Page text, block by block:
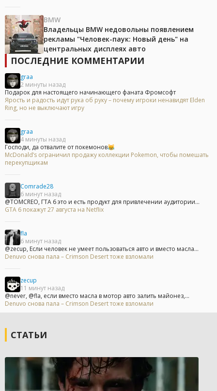
BMW
Владельцы BMW недовольны появлением
рекламы "Человек-паук: Новый день" на
центральных дисплеях авто
ПОСЛЕДНИЕ КОММЕНТАРИИ
graa
2 минуты назад
Подарок для настоящего начинающего фаната Фромсофт
Ярость и радость идут рука об руку – почему игроки ненавидят Elden
Ring, но не выключают игру
graa
4 минуты назад
Господи, да отвалите от покемонов😹
McDonald’s ограничил продажу коллекции Pokemon, чтобы помешать
перекупщикам
Comrade28
6 минут назад
@TOMCREO, ГТА 6 это и есть продукт для привлечении аудитории...
GTA 6 покажут 27 августа на Netflix
fla
6 минут назад
@zecup, Если человек не умеет пользоваться авто и вместо масла...
Denuvo снова пала – Crimson Desert тоже взломали
zecup
11 минут назад
@never, @fla, если вместо масла в мотор авто залить майонез,...
Denuvo снова пала – Crimson Desert тоже взломали
СТАТЬИ